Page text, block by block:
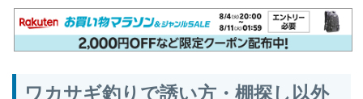
ワカサギ釣りで誘い方・棚探し以外